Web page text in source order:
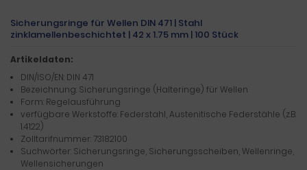
Sicherungsringe für Wellen DIN 471 | Stahl
zinklamellenbeschichtet | 42 x 1.75 mm | 100 Stück
Artikeldaten:
DIN/ISO/EN: DIN 471
Bezeichnung: Sicherungsringe (Halteringe) für Wellen
Form: Regelausführung
verfügbare Werkstoffe: Federstahl, Austenitische Federstähle (z.B.
1.4122)
Zolltarifnummer: 73182100
Suchwörter: Sicherungsringe, Sicherungsscheiben, Wellenringe,
Wellensicherungen